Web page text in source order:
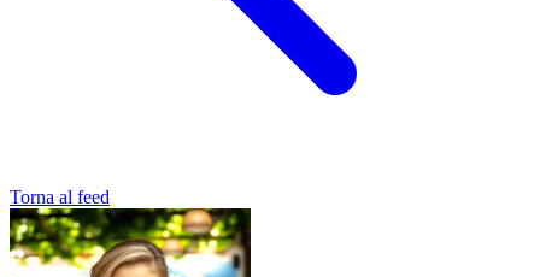
Torna al feed